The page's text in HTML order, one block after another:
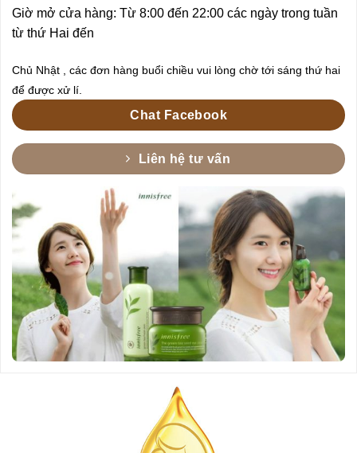
Giờ mở cửa hàng: Từ 8:00 đến 22:00 các ngày trong tuần
từ thứ Hai đến
Chủ Nhật , các đơn hàng buổi chiều vui lòng chờ tới sáng thứ hai
để được xử lí.
Chat Facebook
Liên hệ tư vấn